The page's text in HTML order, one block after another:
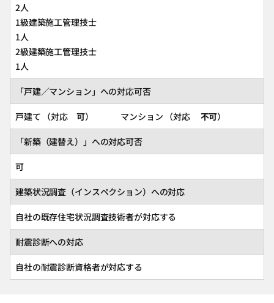
2人
1級建築施工管理技士
1人
2級建築施工管理技士
1人
「戸建／マンション」への対応可否
戸建て （対応 可） マンション （対応 不可）
「新築（建替え）」への対応可否
可
建築状況調査（インスペクション）への対応
自社の既存住宅状況調査技術者が対応する
耐震診断への対応
自社の耐震診断資格者が対応する